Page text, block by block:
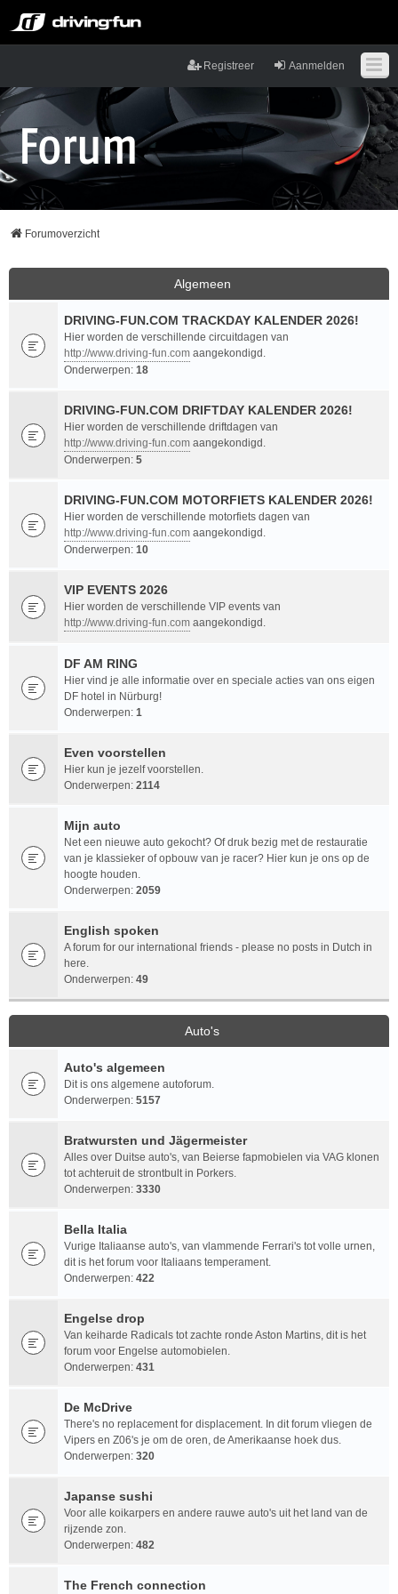
Aanmelden
Registreer
Forumoverzicht
Algemeen
DRIVING-FUN.COM TRACKDAY KALENDER 2026!
Hier worden de verschillende circuitdagen van
http://www.driving-fun.com aangekondigd.
Onderwerpen: 18
DRIVING-FUN.COM DRIFTDAY KALENDER 2026!
Hier worden de verschillende driftdagen van
http://www.driving-fun.com aangekondigd.
Onderwerpen: 5
DRIVING-FUN.COM MOTORFIETS KALENDER 2026!
Hier worden de verschillende motorfiets dagen van
http://www.driving-fun.com aangekondigd.
Onderwerpen: 10
VIP EVENTS 2026
Hier worden de verschillende VIP events van
http://www.driving-fun.com aangekondigd.
DF AM RING
Hier vind je alle informatie over en speciale acties van ons eigen
DF hotel in Nürburg!
Onderwerpen: 1
Even voorstellen
Hier kun je jezelf voorstellen.
Onderwerpen: 2114
Mijn auto
Net een nieuwe auto gekocht? Of druk bezig met de restauratie
van je klassieker of opbouw van je racer? Hier kun je ons op de
hoogte houden.
Onderwerpen: 2059
English spoken
A forum for our international friends - please no posts in Dutch in
here.
Onderwerpen: 49
Auto's
Auto's algemeen
Dit is ons algemene autoforum.
Onderwerpen: 5157
Bratwursten und Jägermeister
Alles over Duitse auto's, van Beierse fapmobielen via VAG klonen
tot achteruit de strontbult in Porkers.
Onderwerpen: 3330
Bella Italia
Vurige Italiaanse auto's, van vlammende Ferrari's tot volle urnen,
dit is het forum voor Italiaans temperament.
Onderwerpen: 422
Engelse drop
Van keiharde Radicals tot zachte ronde Aston Martins, dit is het
forum voor Engelse automobielen.
Onderwerpen: 431
De McDrive
There's no replacement for displacement. In dit forum vliegen de
Vipers en Z06's je om de oren, de Amerikaanse hoek dus.
Onderwerpen: 320
Japanse sushi
Voor alle koikarpers en andere rauwe auto's uit het land van de
rijzende zon.
Onderwerpen: 482
The French connection